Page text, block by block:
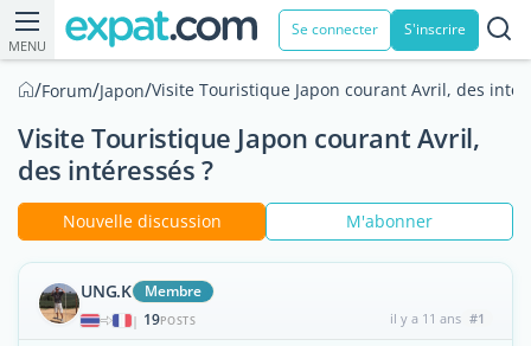
MENU
Se connecter S'inscrire
/Forum/Japon/Visite Touristique Japon courant Avril, des
Visite Touristique Japon courant Avril,
des intéressés ?
Nouvelle discussion M'abonner
UNG.K Membre
| 19POSTS il y a 11 ans #1